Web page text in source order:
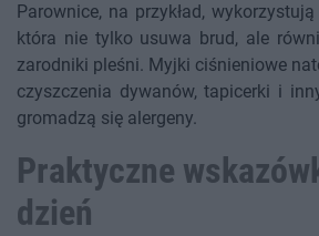
Parownice, na przykład,
która nie tylko usuwa brud, ale
zarodniki pleśni. Myjki ciśnieniowe
czyszczenia dywanów, tapicerki i
gromadzą się alergeny.
Praktyczne
dzień